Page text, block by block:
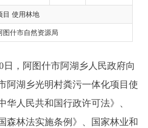
目 使用林地
图什市自然资源局
民共和国行政许可法》、
法实施条例》、
关情况公示如下：
准单位及文号：阿图什市发展
于对阿图什市阿湖乡光明村
性研究报告(代项目建议书)的